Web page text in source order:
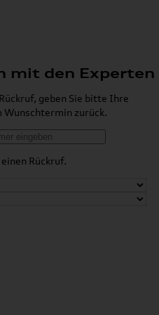
mit den Experten
geben Sie bitte Ihre
Wunschtermin zurück.
Rückruf.